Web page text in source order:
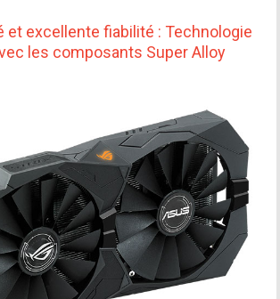
et excellente fiabilité : Technologie
les composants Super Alloy